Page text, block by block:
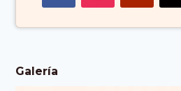
Galería